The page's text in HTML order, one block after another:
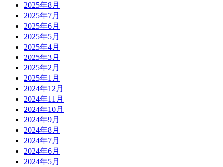
2025年8月
2025年7月
2025年6月
2025年5月
2025年4月
2025年3月
2025年2月
2025年1月
2024年12月
2024年11月
2024年10月
2024年9月
2024年8月
2024年7月
2024年6月
2024年5月